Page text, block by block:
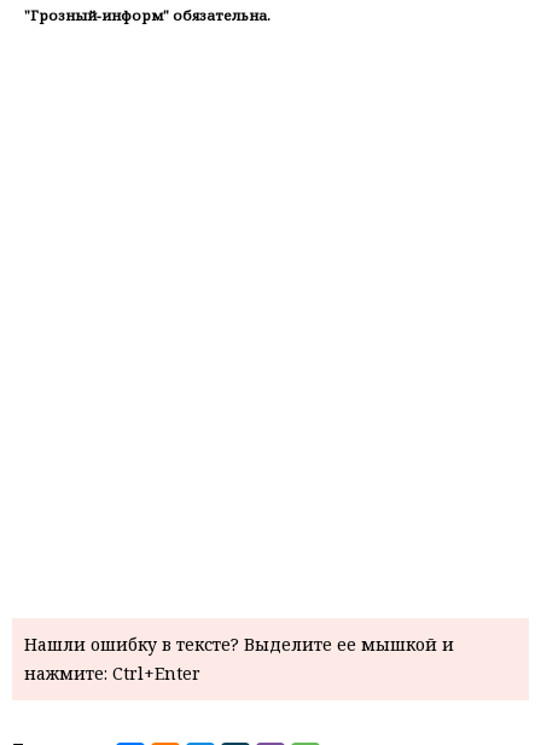
"Грозный-информ" обязательна.
Нашли ошибку в тексте? Выделите ее мышкой и
нажмите: Ctrl+Enter